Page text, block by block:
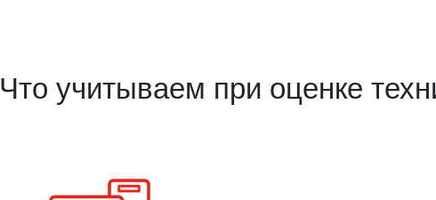
Что учитываем при оценке